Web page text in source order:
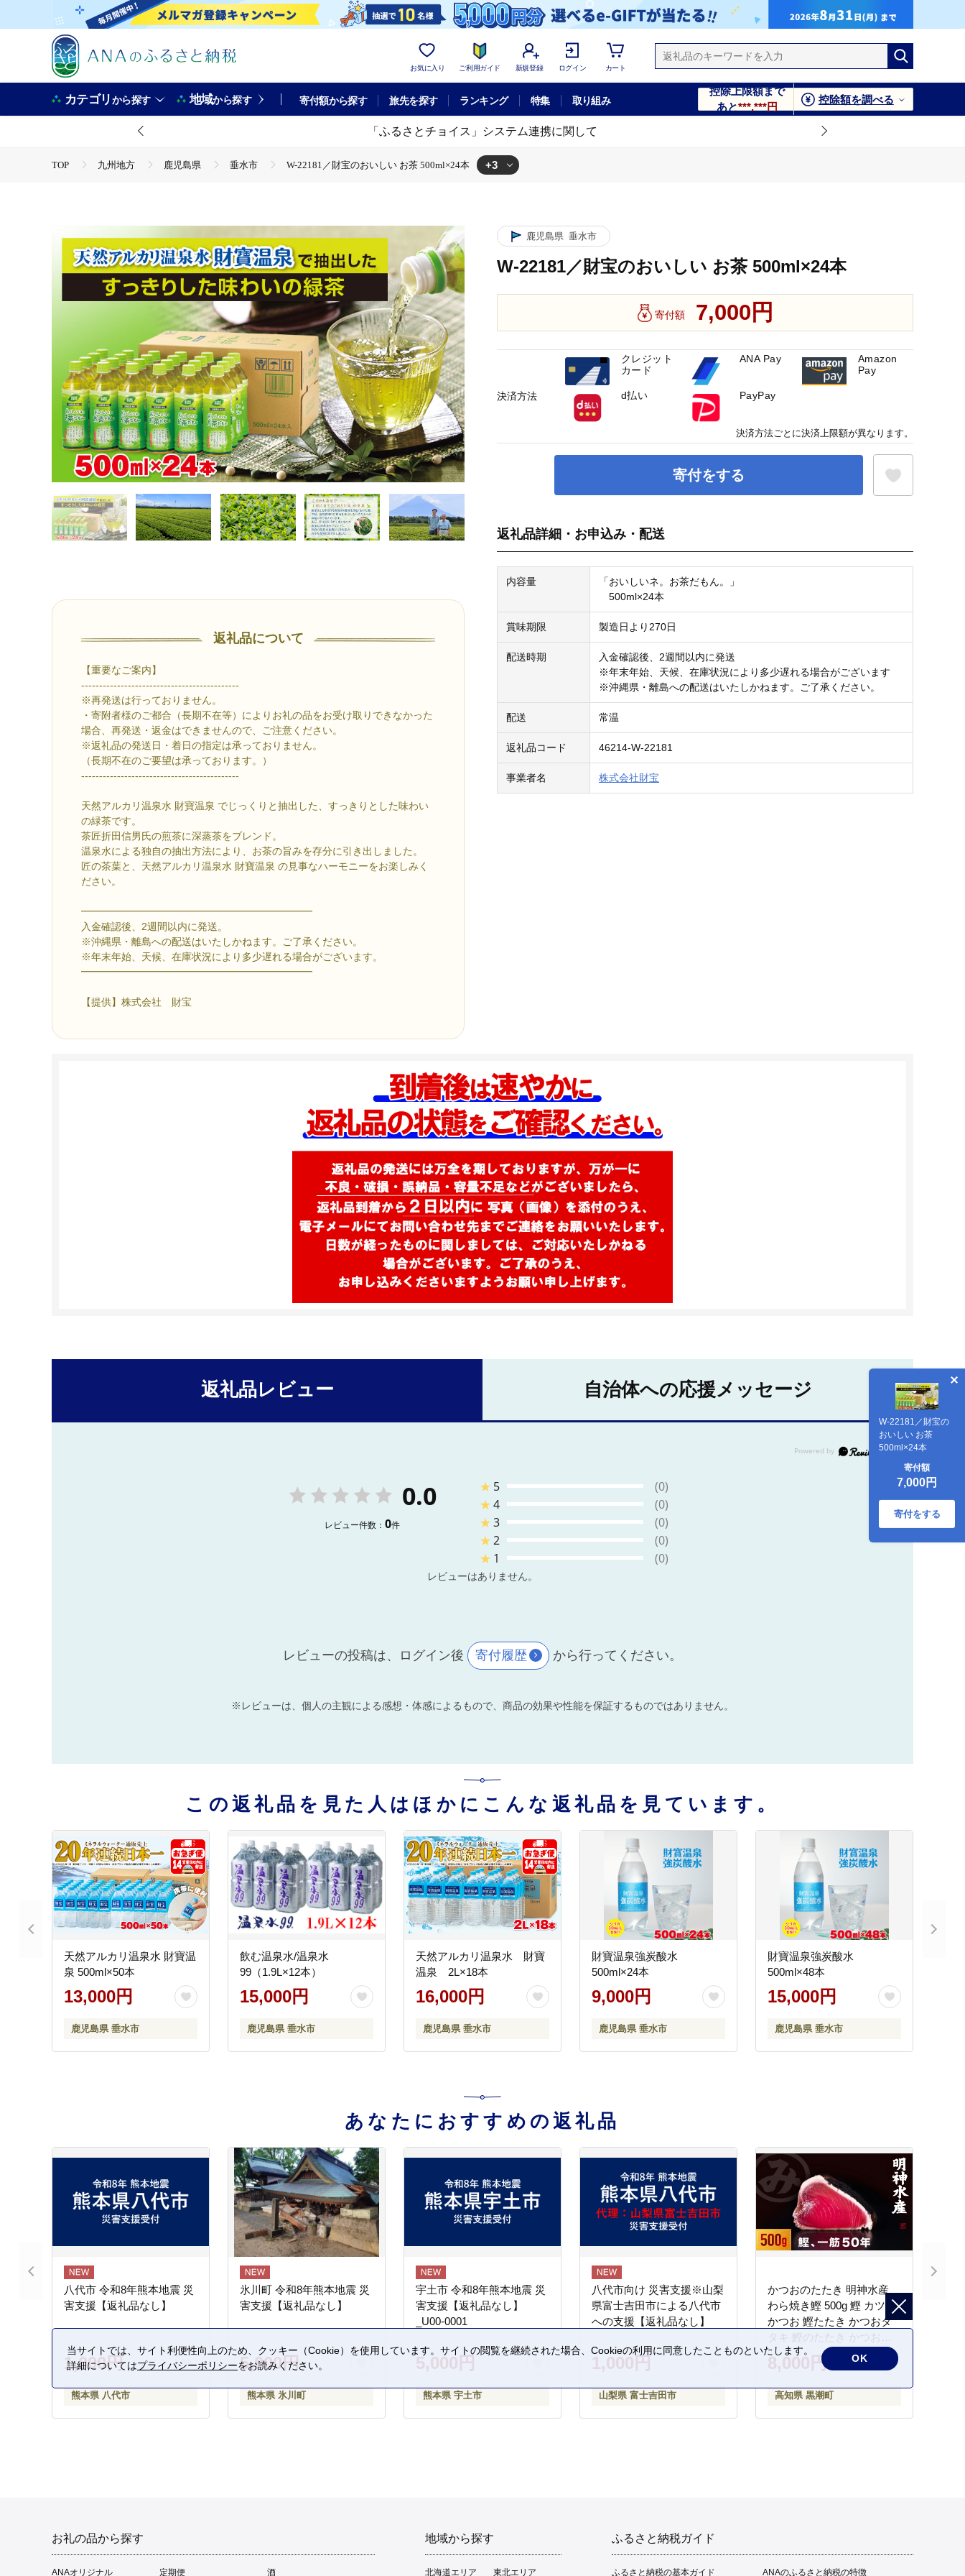
お気に入り ご利用ガイド 新規登録 ログイン カート
カテゴリから探す 地域から探す 寄付額から探す 旅先を探す ランキング 特集 取り組み
控除上限額まで
あと***,***円
控除額を調べる
「ふるさとチョイス」システム連携に関して
TOP 九州地方 鹿児島県 垂水市 W-22181／財宝のおいしい お茶 500ml×24本 +3
返礼品について
【重要なご案内】
--------------------------------------------
※再発送は行っておりません。
・寄附者様のご都合（長期不在等）によりお礼の品をお受け取りできなかった
場合、再発送・返金はできませんので、ご注意ください。
※返礼品の発送日・着日の指定は承っておりません。
（長期不在のご要望は承っております。）
--------------------------------------------
天然アルカリ温泉水 財寶温泉 でじっくりと抽出した、すっきりとした味わい
の緑茶です。
茶匠折田信男氏の煎茶に深蒸茶をブレンド。
温泉水による独自の抽出方法により、お茶の旨みを存分に引き出しました。
匠の茶葉と、天然アルカリ温泉水 財寶温泉 の見事なハーモニーをお楽しみく
ださい。
━━━━━━━━━━━━━━━━━━━━━━━
入金確認後、2週間以内に発送。
※沖縄県・離島への配送はいたしかねます。ご了承ください。
※年末年始、天候、在庫状況により多少遅れる場合がございます。
━━━━━━━━━━━━━━━━━━━━━━━
【提供】株式会社 財宝
鹿児島県 垂水市
W-22181／財宝のおいしい お茶 500ml×24本
寄付額 7,000円
寄付をする
W-22181／財宝の
おいしい お茶
500ml×24本
寄付額
7,000円
寄付をする
返礼品詳細・お申込み・配送
内容量
「おいしいネ。お茶だもん。」
500ml×24本
賞味期限 製造日より270日
配送時期
入金確認後、2週間以内に発送
※年末年始、天候、在庫状況により多少遅れる場合がございます
※沖縄県・離島への配送はいたしかねます。ご了承ください。
配送 常温
返礼品コード 46214-W-22181
事業者名 株式会社財宝
決済方法
クレジット
カード
ANA Pay
Amazon
Pay
d払い PayPay
決済方法ごとに決済上限額が異なります。
返礼品レビュー 自治体への応援メッセージ
0.0
レビュー件数： 0件
★ 5
(0)
★4
(0)
★3
(0)
★2
(0)
★ 1 (0)
レビューはありません。
レビューの投稿は、ログイン後 寄付履歴 から行ってください。
※レビューは、個人の主観による感想・体感によるもので、商品の効果や性能を保証するものではありません。
この返礼品を見た人はほかにこんな返礼品を見ています。
天然アルカリ温泉水 財寶温
泉 500ml×50本
13,000円
鹿児島県 垂水市
飲む温泉水/温泉水
99（1.9L×12本）
15,000円
鹿児島県 垂水市
天然アルカリ温泉水 財寶
温泉 2L×18本
16,000円
鹿児島県 垂水市
財寶温泉強炭酸水
500ml×24本
9,000円
鹿児島県 垂水市
財寶温泉強炭酸水
500ml×48本
15,000円
鹿児島県 垂水市
あなたにおすすめの返礼品
八代市 令和8年熊本地震 災
害支援【返礼品なし】
1,000円
熊本県 八代市
氷川町 令和8年熊本地震 災
害支援【返礼品なし】
5,000円
熊本県 氷川町
宇土市 令和8年熊本地震 災
害支援【返礼品なし】
_U00-0001
5,000円
熊本県 宇土市
八代市向け 災害支援※山梨
県富士吉田市による八代市
への支援【返礼品なし】
1,000円
山梨県 富士吉田市
かつおのたたき 明神水産
わら焼き鰹 500g 鰹 カツオ
かつお 鰹たたき かつおタ
タキ 鰹のたたき かつおの
タタキ 藁焼き わら焼き 魚
さかな 海鮮 刺身 お刺身 冷
ご当地 本場 高知 黒潮町 ギ
フト 贈答品 人気 返礼品 ふ
8,000円
高知県 黒潮町
お礼の品から探す
ANAオリジナル 定期便 酒
地域から探す
北海道エリア 東北エリア
ふるさと納税ガイド
ふるさと納税の基本ガイド ANAのふるさと納税の特徴
当サイトでは、サイト利便性向上のため、クッキー（Cookie）を使用しています。サイトの閲覧を継続された場合、Cookieの利用に同意したことものといたします。
詳細についてはプライバシーポリシーをお読みください。
OK